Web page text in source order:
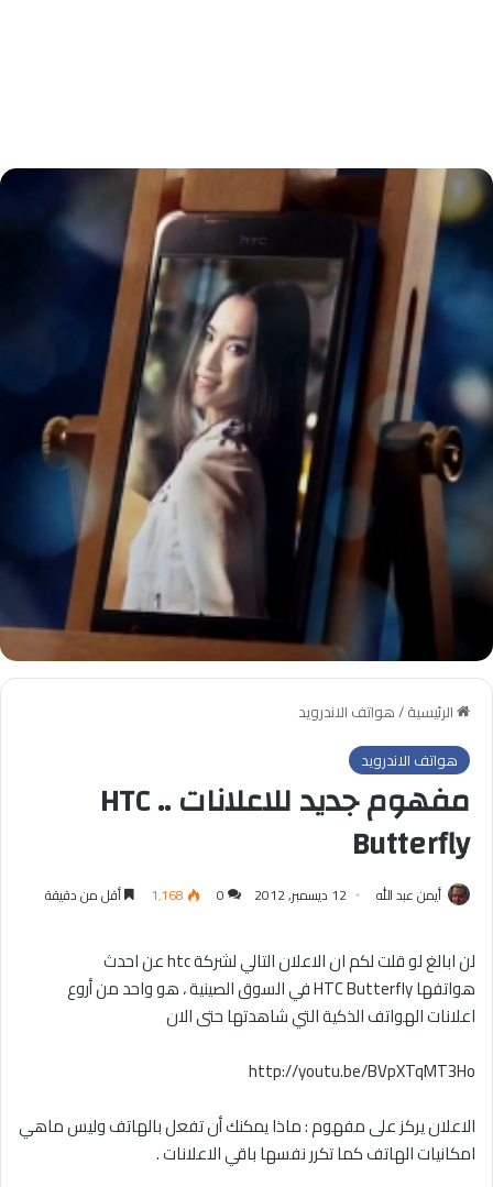
الرئيسية/هواتف الاندرويد
هواتف الاندرويد
مفهوم جديد للاعلانات .. HTC
Butterfly
أيمن عبد الله 12 ديسمبر, 2012 0 1٬168 أقل من دقيقة
لن ابالغ لو قلت لكم ان الاعلان التالي لشركة htc عن احدث
هواتفها HTC Butterfly في السوق الصينية ، هو واحد من أروع
اعلانات الهواتف الذكية التي شاهدتها حتى الان
http://youtu.be/BVpXTqMT3Ho
الاعلان يركز على مفهوم : ماذا يمكنك أن تفعل بالهاتف وليس ماهي
امكانيات الهاتف كما تكرر نفسها باقي الاعلانات .